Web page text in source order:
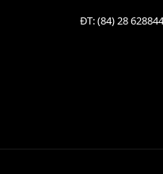
ĐT: (84) 28